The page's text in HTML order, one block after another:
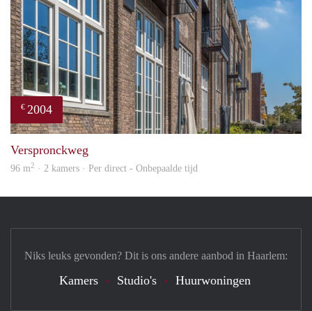
€ 2004
Verspronckweg
96 m2 · 2 kamers · Per direct - Onbepaalde tijd
Niks leuks gevonden? Dit is ons andere aanbod in Haarlem:
Kamers Studio's Huurwoningen